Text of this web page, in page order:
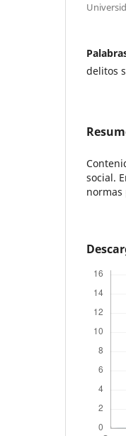
delitos
social.
normas